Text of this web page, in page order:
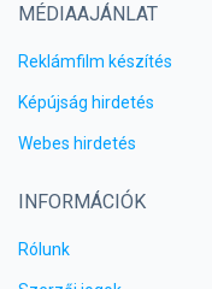
MÉDIAAJÁNLAT
Reklámfilm készítés
Képújság hirdetés
Webes hirdetés
INFORMÁCIÓK
Rólunk